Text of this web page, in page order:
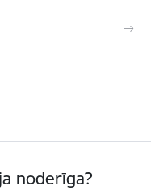
noderīga?